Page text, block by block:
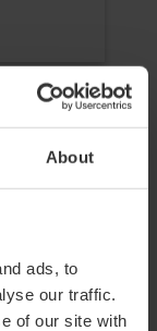
About
ads, to
our traffic.
of our site with